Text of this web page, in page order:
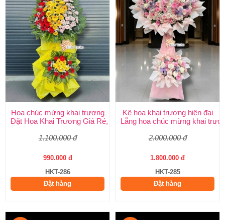
Hoa chúc mừng khai trương
Đặt Hoa Khai Trương Giá Rẻ, Đẹp Sang Trọng – Shop Hoa Khai
1.100.000 đ
990.000 đ
HKT-286
Đặt hàng
Kệ hoa khai trương hiện đại
Lẵng hoa chúc mừng khai
2.000.000 đ
1.800.000 đ
HKT-285
Đặt hàng